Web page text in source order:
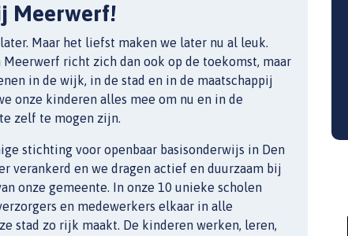
Meerwerf!
Maar het liefst maken we later nu al leuk.
richt zich dan ook op de toekomst, maar
in de wijk, in de stad en in de maatschappij
onze kinderen alles mee om nu en in de
zelf te mogen zijn.
stichting voor openbaar basisonderwijs in Den
verankerd en we dragen actief en duurzaam bij
onze gemeente. In onze 10 unieke scholen
en medewerkers elkaar in alle
stad zo rijk maakt. De kinderen werken, leren,